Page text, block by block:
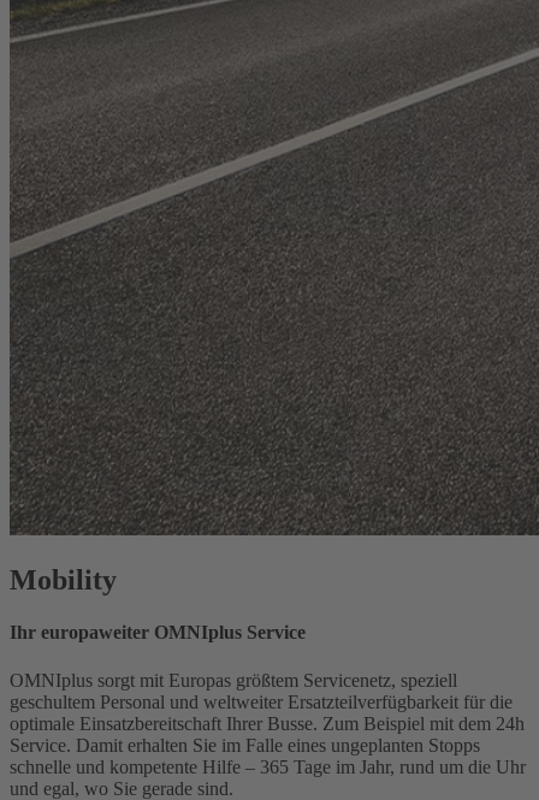
Mobility
Ihr europaweiter OMNIplus Service
OMNIplus sorgt mit Europas größtem Servicenetz, speziell
geschultem Personal und weltweiter Ersatzteilverfügbarkeit für die
optimale Einsatzbereitschaft Ihrer Busse. Zum Beispiel mit dem 24h
Service. Damit erhalten Sie im Falle eines ungeplanten Stopps
schnelle und kompetente Hilfe – 365 Tage im Jahr, rund um die Uhr
und egal, wo Sie gerade sind.